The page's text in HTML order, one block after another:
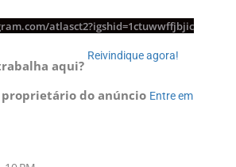
atlasct2?igshid=1ctuwwffjbjic
aqui?
Reivindique agora!
proprietário do anúncio Entre em